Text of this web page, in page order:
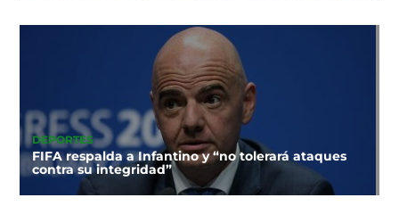
DEPORTES
FIFA respalda a Infantino y “no tolerará ataques
contra su integridad”